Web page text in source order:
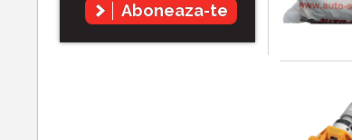
Aboneaza-te